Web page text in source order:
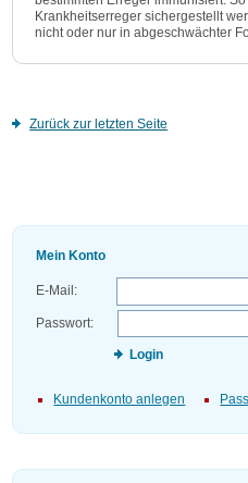
Krankheitserreger sichergestellt
nicht oder nur in abgeschwächter
Zurück zur letzten Seite
Mein Konto
E-Mail:
Passwort:
Login
Kundenkonto anlegen